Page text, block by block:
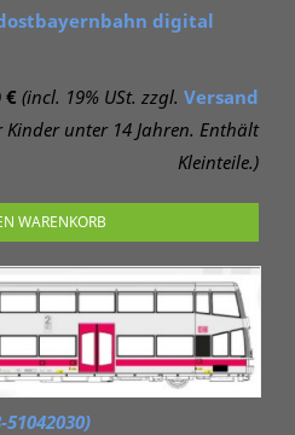
digital
€ (incl. 19% USt. zzgl. Versand
unter 14 Jahren. Enthält
Kleinteile.)
WARENKORB
51042030)